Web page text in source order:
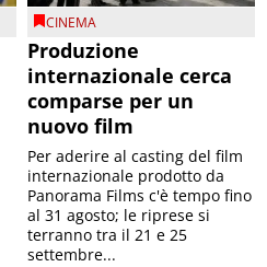
CINEMA
Produzione
internazionale cerca
comparse per un
nuovo film
Per aderire al casting del film
internazionale prodotto da
Panorama Films c'è tempo fino
al 31 agosto; le riprese si
terranno tra il 21 e 25
settembre...